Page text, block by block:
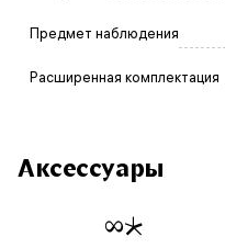
Предмет наблюдения
Расширенная комплектация
Аксессуары